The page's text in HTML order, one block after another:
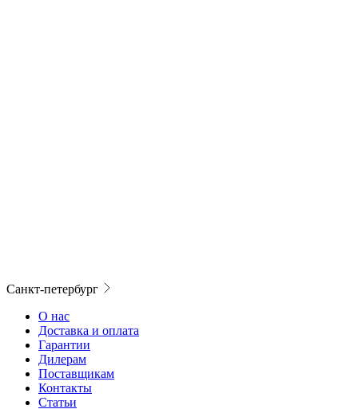
Санкт-петербург
О нас
Доставка и оплата
Гарантии
Дилерам
Поставщикам
Контакты
Статьи